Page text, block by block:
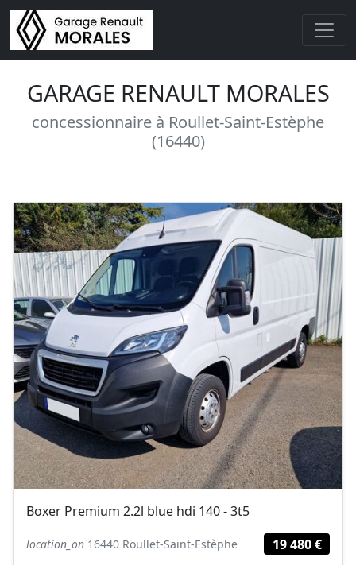
GARAGE RENAULT MORALES
concessionnaire à Roullet-Saint-Estèphe
(16440)
Boxer Premium 2.2l blue hdi 140 - 3t5
location_on 16440 Roullet-Saint-Estèphe 19 480 €